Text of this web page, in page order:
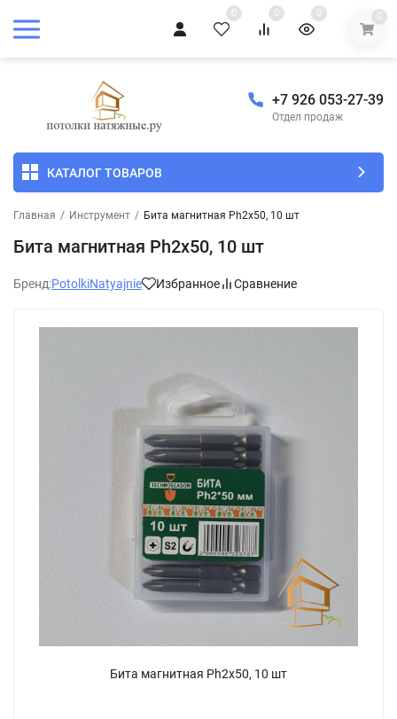
0 0 0 0
+7 926 053-27-39
Отдел продаж
КАТАЛОГ ТОВАРОВ
Главная / Инструмент / Бита магнитная Ph2x50, 10 шт
Бита магнитная Ph2x50, 10 шт
Бренд:PotolkiNatyajnie Избранное Сравнение
Бита магнитная Ph2x50, 10 шт